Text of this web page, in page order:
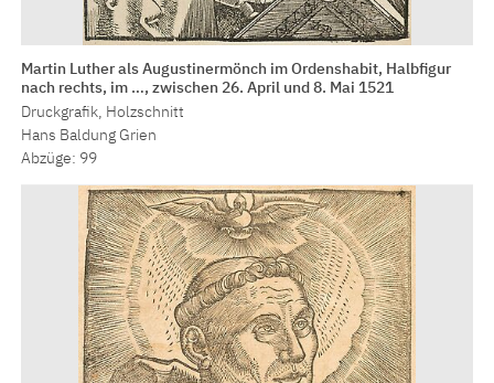
Martin Luther als Augustinermönch im Ordenshabit, Halbfigur
nach rechts, im …, zwischen 26. April und 8. Mai 1521
Druckgrafik, Holzschnitt
Hans Baldung Grien
Abzüge: 99